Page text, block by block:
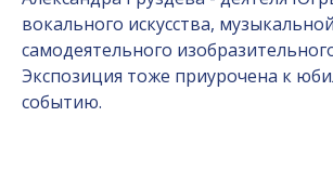
вокального искусства,
самодеятельного
Экспозиция тоже приурочена к
событию.